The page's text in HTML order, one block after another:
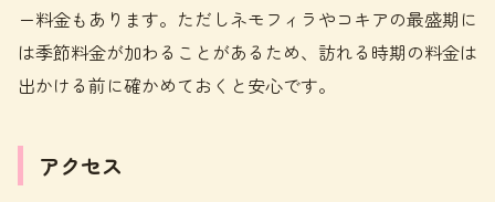
ー料金もあります。ただしネモフィラやコキアの最盛期に
は季節料金が加わることがあるため、訪れる時期の料金は
出かける前に確かめておくと安心です。
アクセス